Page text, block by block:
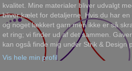
kvalitet. Mine materialer bliver udvalgt
bliver kælet for detaljerne. Hvis du har
og noget lækkert garn men ikke er så
et ring; vi finder ud af det sammen.
kan også finde mig under Strik & Design
Vis hele min profil